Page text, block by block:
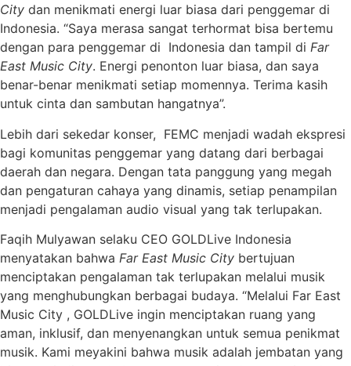
City dan menikmati energi luar biasa dari penggemar di
Indonesia. “Saya merasa sangat terhormat bisa bertemu
dengan para penggemar di Indonesia dan tampil di Far
East Music City. Energi penonton luar biasa, dan saya
benar-benar menikmati setiap momennya. Terima kasih
untuk cinta dan sambutan hangatnya”.
Lebih dari sekedar konser, FEMC menjadi wadah ekspresi
bagi komunitas penggemar yang datang dari berbagai
daerah dan negara. Dengan tata panggung yang megah
dan pengaturan cahaya yang dinamis, setiap penampilan
menjadi pengalaman audio visual yang tak terlupakan.
Faqih Mulyawan selaku CEO GOLDLive Indonesia
menyatakan bahwa Far East Music City bertujuan
menciptakan pengalaman tak terlupakan melalui musik
yang menghubungkan berbagai budaya. “Melalui Far East
Music City , GOLDLive ingin menciptakan ruang yang
aman, inklusif, dan menyenangkan untuk semua penikmat
musik. Kami meyakini bahwa musik adalah jembatan yang